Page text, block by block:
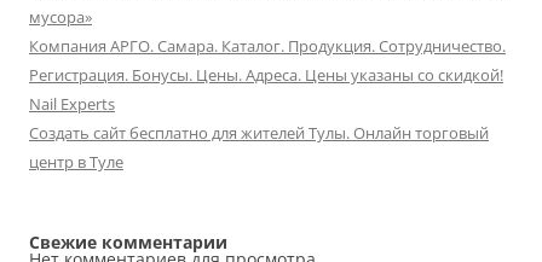
мусора»
Компания АРГО. Самара. Каталог. Продукция. Сотрудничество.
Регистрация. Бонусы. Цены. Адреса. Цены указаны со скидкой!
Nail Experts
Создать сайт бесплатно для жителей Тулы. Онлайн торговый
центр в Туле
Свежие комментарии